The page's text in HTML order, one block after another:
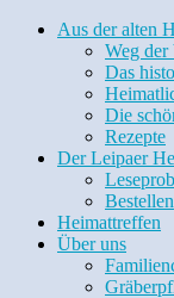
Aus der alten
Weg der
Das
Die
Rezepte
Der Leipaer
Bestellen
Heimattreffen
Über uns